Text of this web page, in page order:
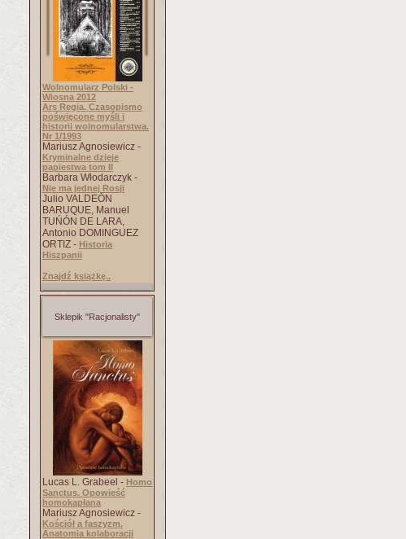
Wolnomularz Polski -
Wiosna 2012
Ars Regia. Czasopismo
poświęcone myśli i
historii wolnomularstwa.
Nr 1/1993
Mariusz Agnosiewicz -
Kryminalne dzieje
papiestwa tom II
Barbara Włodarczyk -
Nie ma jednej Rosji
Julio VALDEÓN
BARUQUE, Manuel
TUŃÓN DE LARA,
Antonio DOMINGUEZ
ORTIZ - Historia
Hiszpanii
Znajdź książkę..
Sklepik "Racjonalisty"
Lucas L. Grabeel - Homo
Sanctus. Opowieść
homokapłana
Mariusz Agnosiewicz -
Kościół a faszyzm.
Anatomia kolaboracji